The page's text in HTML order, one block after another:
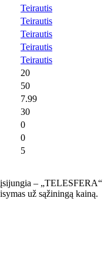
Teirautis
Teirautis
Teirautis
Teirautis
Teirautis
20
50
7.99
30
0
0
5
– „TELESFERA“
už sąžiningą kainą.